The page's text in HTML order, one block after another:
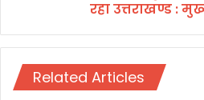
क्षे
त्र
रहा उत्तराखण्ड :
Related Articles